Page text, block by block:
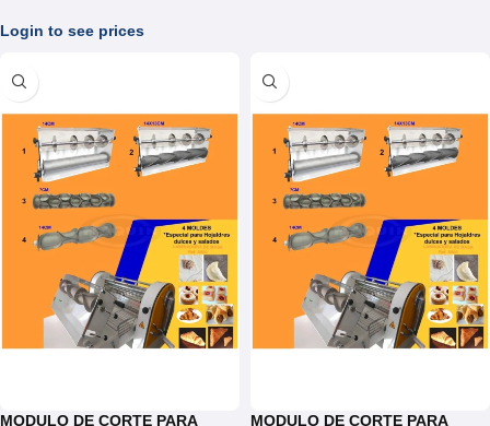
Login to see prices
MODULO DE CORTE PARA MODULO DE CORTE PARA